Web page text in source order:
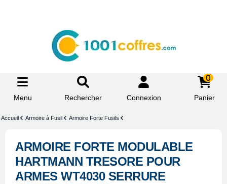
Menu Rechercher Connexion
0
Panier
Accueil Armoire à Fusil Armoire Forte Fusils
ARMOIRE FORTE MODULABLE
HARTMANN TRESORE POUR
ARMES WT4030 SERRURE